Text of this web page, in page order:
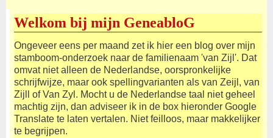
Welkom bij mijn GeneabloG
Ongeveer eens per maand zet ik hier een blog over mijn
stamboom-onderzoek naar de familienaam 'van Zijl'. Dat
omvat niet alleen de Nederlandse, oorspronkelijke
schrijfwijze, maar ook spellingvarianten als van Zeijl, van
Zijll of Van Zyl. Mocht u de Nederlandse taal niet geheel
machtig zijn, dan adviseer ik in de box hieronder Google
Translate te laten vertalen. Niet feilloos, maar makkelijker
te begrijpen.